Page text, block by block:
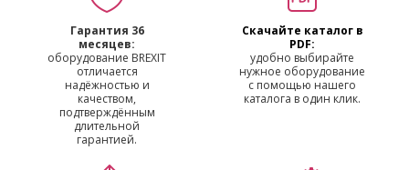
Гарантия 36
месяцев:
оборудование BREXIT
отличается
надёжностью и
качеством,
подтверждённым
длительной
гарантией.
Скачайте каталог в
PDF:
удобно выбирайте
нужное оборудование
с помощью нашего
каталога в один клик.